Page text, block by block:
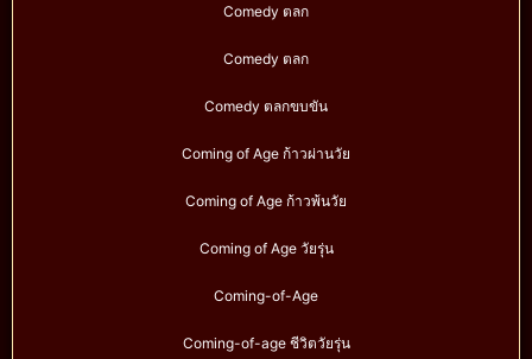
Comedy ตลก
Comedy ตลก
Comedy ตลกขบขัน
Coming of Age ก้าวผ่านวัย
Coming of Age ก้าวพ้นวัย
Coming of Age วัยรุ่น
Coming-of-Age
Coming-of-age ชีวิตวัยรุ่น